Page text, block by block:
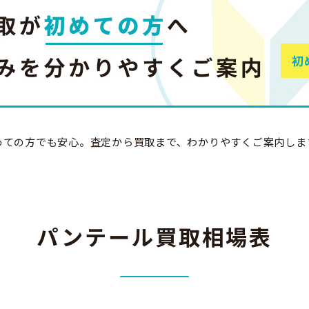
の方でも安心。 査定から買取まで、わかりやすくご案内しま
パンテール買取相場表